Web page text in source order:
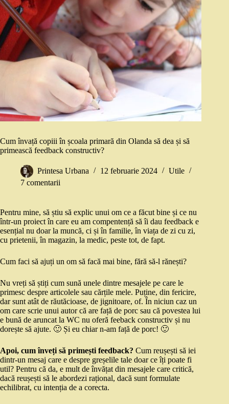
Cum învață copiii în școala primară din Olanda să dea și să
primească feedback constructiv?
Printesa Urbana 12 februarie 2024
Utile
7 comentarii
Pentru mine, să știu să explic unui om ce a făcut bine și ce nu
într-un proiect în care eu am compentență să îi dau feedback e
esențial nu doar la muncă, ci și în familie, în viața de zi cu zi,
cu prietenii, în magazin, la medic, peste tot, de fapt.
Cum faci să ajuți un om să facă mai bine, fără să-l rănești?
Nu vreți să știți cum sună unele dintre mesajele pe care le
primesc despre articolele sau cărțile mele. Puține, din fericire,
dar sunt atât de răutăcioase, de jignitoare, of. În niciun caz un
om care scrie unui autor că are față de porc sau că povestea lui
e bună de aruncat la WC nu oferă feeback constructiv și nu
dorește să ajute. 🙂 Și eu chiar n-am față de porc! 🙂
Apoi, cum înveți să primești feedback? Cum reușești să iei
dintr-un mesaj care e despre greșelile tale doar ce îți poate fi
util? Pentru că da, e mult de învățat din mesajele care critică,
dacă reușești să le abordezi rațional, dacă sunt formulate
echilibrat, cu intenția de a corecta.